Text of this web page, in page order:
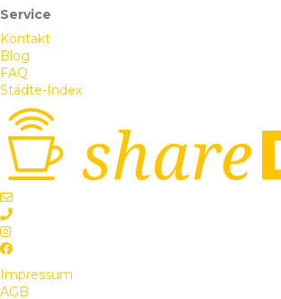
Service
Kontakt
Blog
FAQ
Städte-Index
Impressum
AGB